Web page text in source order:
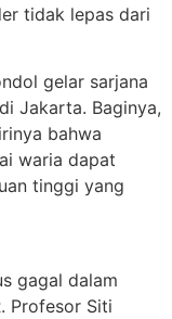
tidak lepas dari
gelar sarjana
Jakarta. Baginya,
bahwa
waria dapat
tinggi yang
gagal dalam
Profesor Siti